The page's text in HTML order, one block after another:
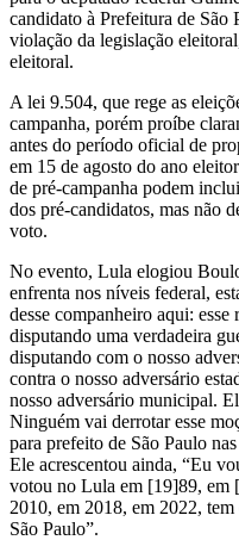
candidato à Prefeitura de São
violação da legislação
eleitoral.
A lei 9.504, que rege as
campanha, porém proíbe
antes do período oficial de
em 15 de agosto do ano
de pré-campanha podem
dos pré-candidatos, mas não
voto.
No evento, Lula elogiou
enfrenta nos níveis federal,
desse companheiro aqui:
disputando uma verdadeira
disputando com o nosso
contra o nosso adversário
nosso adversário municipal.
Ninguém vai derrotar esse
para prefeito de São Paulo
Ele acrescentou ainda, “Eu
votou no Lula em [19]89, em
2010, em 2018, em 2022,
São Paulo”.